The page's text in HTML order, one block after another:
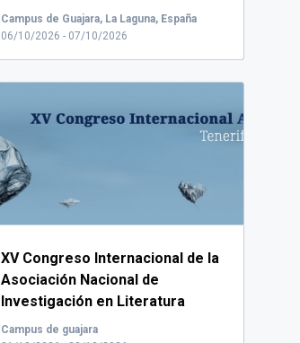
Labor...
Campus de Guajara, La Laguna, España
06/10/2026 - 07/10/2026
XV Congreso Internacional de la
Asociación Nacional de
Investigación en Literatura
Infantil y Juvenil (ANILIJ).
Campus de guajara